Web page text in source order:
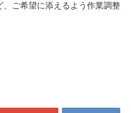
ご希望に添えるよう作業調整